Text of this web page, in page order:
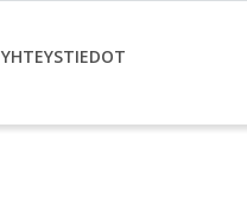
YHTEYSTIEDOT